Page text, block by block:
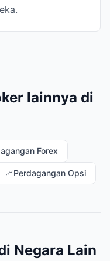
lainnya di
Forex
📈Perdagangan Opsi
Negara Lain